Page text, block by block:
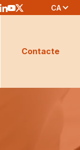
CA
Contacte